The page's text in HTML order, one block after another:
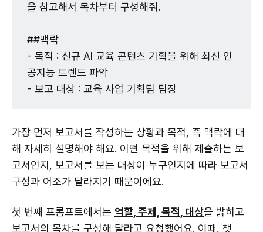
을 참고해서 목차부터 구성해줘.
##맥락
- 목적 : 신규 AI 교육 콘텐츠 기획을 위해 최신 인
공지능 트렌드 파악
- 보고 대상 : 교육 사업 기획팀 팀장
가장 먼저 보고서를 작성하는 상황과 목적, 즉 맥락에 대
해 자세히 설명해야 해요. 어떤 목적을 위해 제출하는 보
고서인지, 보고서를 보는 대상이 누구인지에 따라 보고서
구성과 어조가 달라지기 때문이에요.
첫 번째 프롬프트에서는 역할, 주제, 목적, 대상을 밝히고
보고서의 목차를 구성해 달라고 요청했어요. 이때, 챗